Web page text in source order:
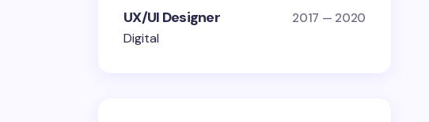
UX/UI Designer 2017 — 2020
Digital